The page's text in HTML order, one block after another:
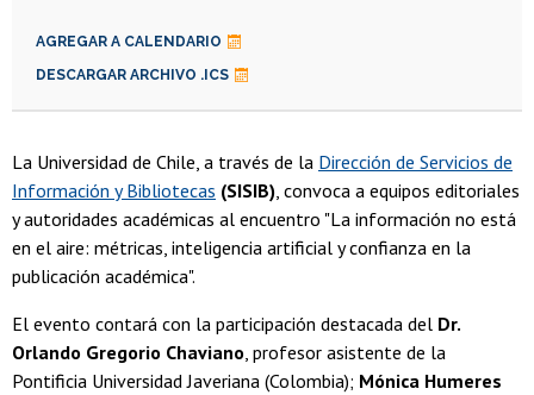
AGREGAR A CALENDARIO
DESCARGAR ARCHIVO .ICS
La Universidad de Chile, a través de la Dirección de Servicios de
Información y Bibliotecas (SISIB), convoca a equipos editoriales
y autoridades académicas al encuentro "La información no está
en el aire: métricas, inteligencia artificial y confianza en la
publicación académica".
El evento contará con la participación destacada del Dr.
Orlando Gregorio Chaviano, profesor asistente de la
Pontificia Universidad Javeriana (Colombia); Mónica Humeres